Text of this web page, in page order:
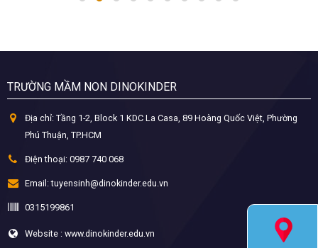
TRƯỜNG MẦM NON DINOKINDER
Địa chỉ: Tầng 1-2, Block 1 KDC La Casa, 89 Hoàng Quốc Việt, Phường
Phú Thuận, TP.HCM
Điện thoại: 0987 740 068
Email: tuyensinh@dinokinder.edu.vn
0315199861
Website : www.dinokinder.edu.vn